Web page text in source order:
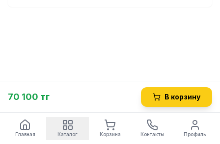
70 100 тг В корзину
Главная Каталог Корзина Контакты Профиль